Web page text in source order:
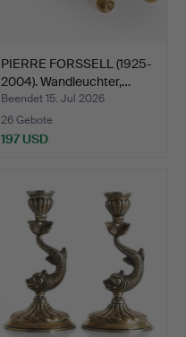
PIERRE FORSSELL (1925-
2004). Wandleuchter,…
Beendet 15. Jul 2026
26 Gebote
197 USD